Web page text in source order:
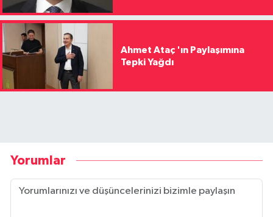
Ahmet Ataç 'ın Paylaşımına
Tepki Yağdı
Yorumlar